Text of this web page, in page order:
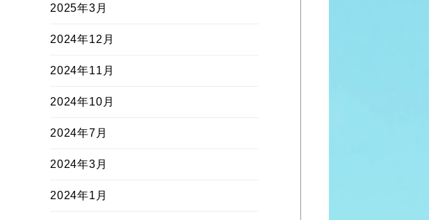
2025年3月
2024年12月
2024年11月
2024年10月
2024年7月
2024年3月
2024年1月